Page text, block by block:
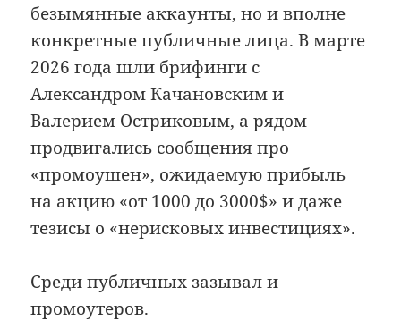
безымянные аккаунты, но и вполне
конкретные публичные лица. В марте
2026 года шли брифинги с
Александром Качановским и
Валерием Остриковым, а рядом
продвигались сообщения про
«промоушен», ожидаемую прибыль
на акцию «от 1000 до 3000$» и даже
тезисы о «нерисковых инвестициях».
Среди публичных зазывал и
промоутеров.